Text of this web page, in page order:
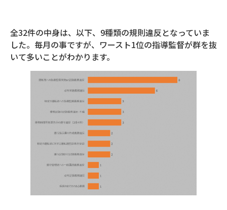
全32件の中身は、以下、9種類の規則違反となっていま
した。毎月の事ですが、ワースト1位の指導監督が群を抜
いて多いことがわかります。